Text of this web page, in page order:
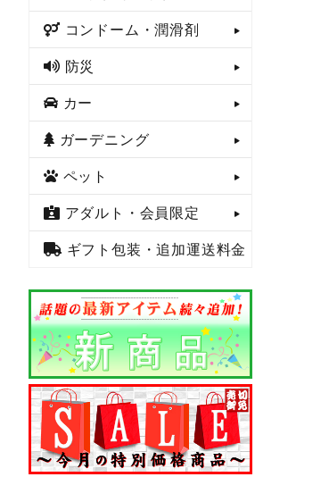
コンドーム・潤滑剤
防災
カー
ガーデニング
ペット
アダルト・会員限定
ギフト包装・追加運送料金